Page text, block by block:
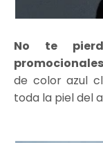
No te
de color azul
toda la piel del